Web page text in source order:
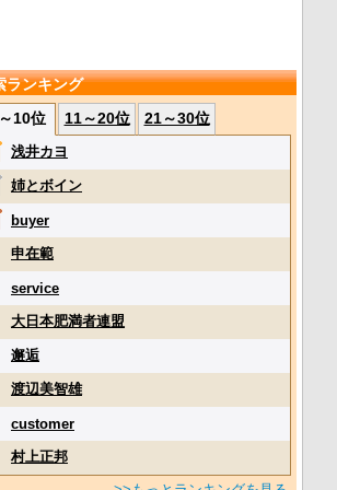
ランキング
10位
11～20位 21～30位
浅井カヨ
姉とボイン
buyer
申在範
service
大日本肥満者連盟
邂逅
渡辺美智雄
customer
村上正邦